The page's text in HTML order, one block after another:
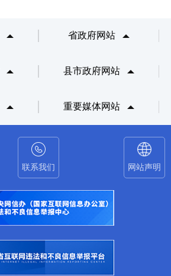
省政府网站
县市政府网站
重要媒体网站
联系我们 网站声明